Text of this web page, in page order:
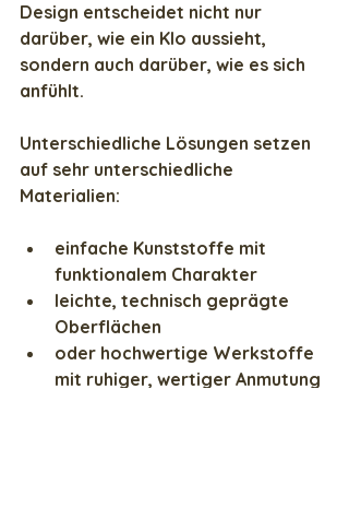
Design entscheidet nicht nur
darüber, wie ein Klo aussieht,
sondern auch darüber, wie es sich
anfühlt.
Unterschiedliche Lösungen setzen
auf sehr unterschiedliche
Materialien:
einfache Kunststoffe mit
funktionalem Charakter
leichte, technisch geprägte
Oberflächen
oder hochwertige Werkstoffe
mit ruhiger, wertiger Anmutung